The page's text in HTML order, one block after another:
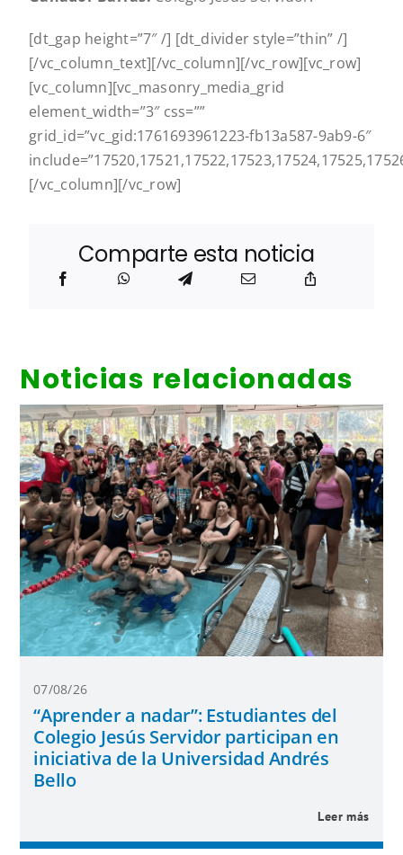
[dt_gap height=”7″ /] [dt_divider style=”thin” /]
[/vc_column_text][/vc_column][/vc_row][vc_row]
[vc_column][vc_masonry_media_grid
element_width=”3″ css=””
grid_id=”vc_gid:1761693961223-fb13a587-9ab9-6″
[/vc_column][/vc_row]
Comparte esta noticia
Noticias relacionadas
07/08/26
“Aprender a nadar”: Estudiantes del
Colegio Jesús Servidor participan en
iniciativa de la Universidad Andrés
Bello
Leer más